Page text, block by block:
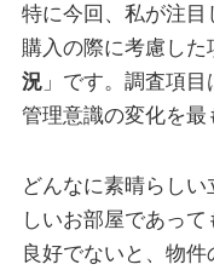
特に今回、私が注
購入の際に考慮した
況 」です。調査項
管理意識の変化を最
どんなに素晴らし
しいお部屋であって
良好でないと、物